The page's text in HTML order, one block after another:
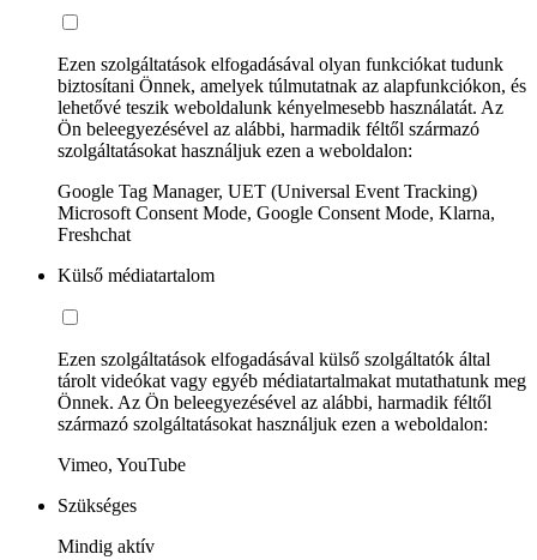
Ezen szolgáltatások elfogadásával olyan funkciókat tudunk
biztosítani Önnek, amelyek túlmutatnak az alapfunkciókon, és
lehetővé teszik weboldalunk kényelmesebb használatát. Az
Ön beleegyezésével az alábbi, harmadik féltől származó
szolgáltatásokat használjuk ezen a weboldalon:
Google Tag Manager, UET (Universal Event Tracking)
Microsoft Consent Mode, Google Consent Mode, Klarna,
Freshchat
Külső médiatartalom
Ezen szolgáltatások elfogadásával külső szolgáltatók által
tárolt videókat vagy egyéb médiatartalmakat mutathatunk meg
Önnek. Az Ön beleegyezésével az alábbi, harmadik féltől
származó szolgáltatásokat használjuk ezen a weboldalon:
Vimeo, YouTube
Szükséges
Mindig aktív